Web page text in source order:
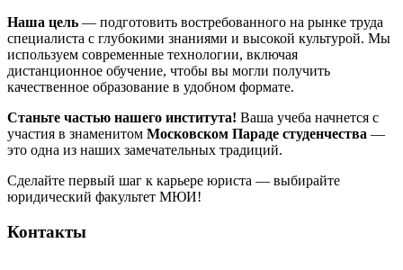
Наша цель — подготовить востребованного на рынке труда
специалиста с глубокими знаниями и высокой культурой. Мы
используем современные технологии, включая
дистанционное обучение, чтобы вы могли получить
качественное образование в удобном формате.
Станьте частью нашего института! Ваша учеба начнется с
участия в знаменитом Московском Параде студенчества —
это одна из наших замечательных традиций.
Сделайте первый шаг к карьере юриста — выбирайте
юридический факультет МЮИ!
Контакты